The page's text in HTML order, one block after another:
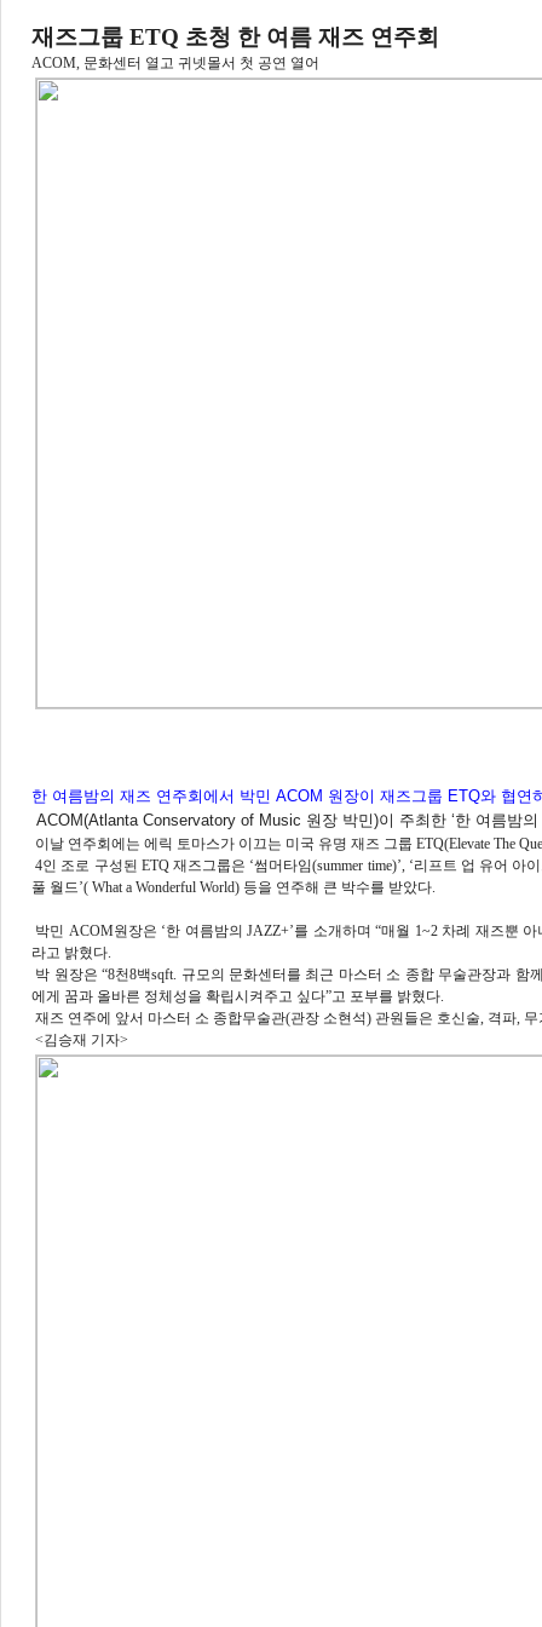
재즈그룹 ETQ 초청 한 여름 재즈 연주회
ACOM, 문화센터 열고 귀넷몰서 첫 공연 열어
한 여름밤의 재즈 연주회에서 박민 ACOM 원장이 재즈그룹 ETQ와 협연
ACOM(Atlanta Conservatory of Music 원장 박민)이 주최한 ‘한 여름밤
이날 연주회에는 에릭 토마스가 이끄는 미국 유명 재즈 그룹 ETQ(Elevate The
4인 조로 구성된 ETQ 재즈그룹은 ‘썸머타임(summer time)’, ‘리프트 업 유어 아
풀 월드’( What a Wonderful World) 등을 연주해 큰 박수를 받았다.
박민 ACOM원장은 ‘한 여름밤의 JAZZ+’를 소개하며 “매월 1~2 차례 재즈뿐
라고 밝혔다.
박 원장은 “8천8백sqft. 규모의 문화센터를 최근 마스터 소 종합 무술관장과
에게 꿈과 올바른 정체성을 확립시켜주고 싶다”고 포부를 밝혔다.
재즈 연주에 앞서 마스터 소 종합무술관(관장 소현석) 관원들은 호신술, 격파,
<김승재 기자>